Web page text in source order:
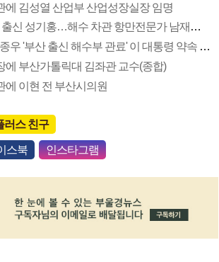
에 김성열 산업부 산업성장실장 임명
靑 홍보수석 창녕 출신 성기홍…해수 차관 항만전문가 남재헌(종합)
해수부 장관에 황종우 '부산 출신 해수부 관료' 이 대통령 약속 지켰다
에 부산가톨릭대 김좌관 교수(종합)
에 이현 전 부산시의원
러스 친구
스북 인스타그램